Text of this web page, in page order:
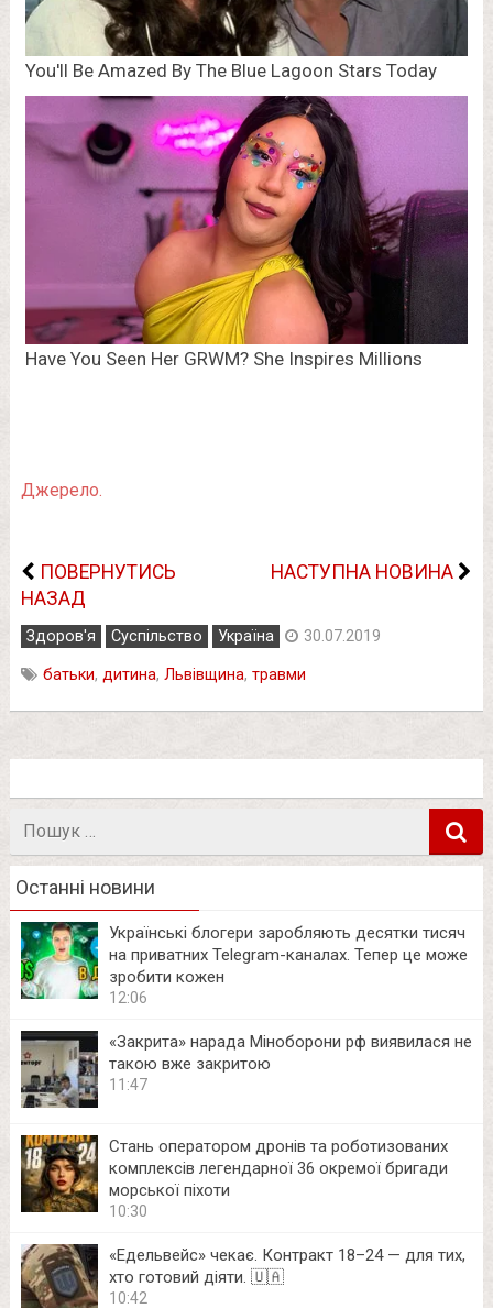
Джерело.
ПОВЕРНУТИСЬ
НАЗАД
НАСТУПНА НОВИНА
Здоров'я Суспільство Україна 30.07.2019
батьки, дитина, Львівщина, травми
Останні новини
Українські блогери заробляють десятки тисяч
на приватних Telegram-каналах. Тепер це може
зробити кожен
12:06
«Закрита» нарада Міноборони рф виявилася не
такою вже закритою
11:47
Стань оператором дронів та роботизованих
комплексів легендарної 36 окремої бригади
морської піхоти
10:30
«Едельвейс» чекає. Контракт 18–24 — для тих,
хто готовий діяти. 🇺🇦
10:42